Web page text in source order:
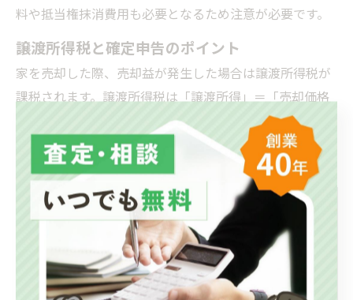
料や抵当権抹消費用も必要となるため注意が必要です。
譲渡所得税と確定申告のポイント
家を売却した際、売却益が発生した場合は譲渡所得税が
課税されます。譲渡所得税は「譲渡所得」＝「売却価格
－取得費－譲渡費用」で算出され、これに税率をかけて
計算されます。
内容
取得費
購入時の価格やリフォーム費用、仲介手数料
などを含む
売却時にかかった仲介手数料、登記費用など
所有期間5年超なら20.315%、5年以下は
39.63%が目安